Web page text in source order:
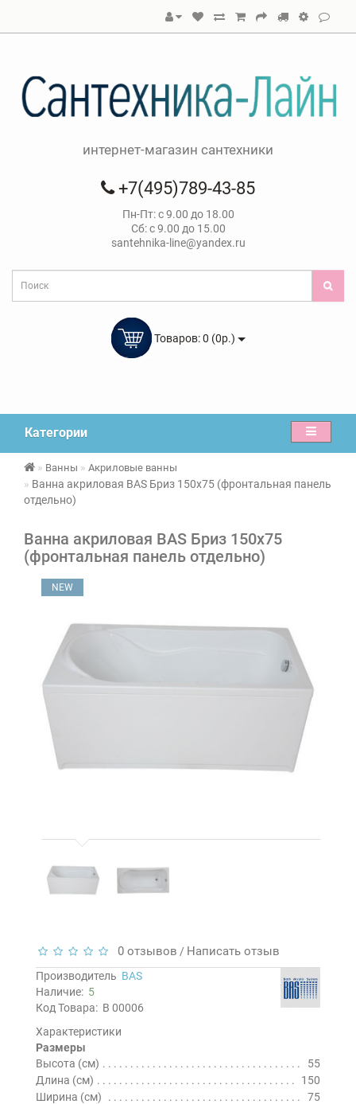
интернет-магазин сантехники
+7(495)789-43-85
Пн-Пт: с 9.00 до 18.00
Сб: с 9.00 до 15.00
santehnika-line@yandex.ru
Товаров: 0 (0р.)
Категории
Ванны Акриловые ванны
Ванна акриловая BAS Бриз 150х75 (фронтальная панель
отдельно)
Ванна акриловая BAS Бриз 150х75
(фронтальная панель отдельно)
NEW
0 отзывов / Написать отзыв
Производитель BAS
Наличие: 5
Код Товара: В 00006
Характеристики
Размеры
Высота (см)
55
Длина (см)
150
Ширина (см)
75